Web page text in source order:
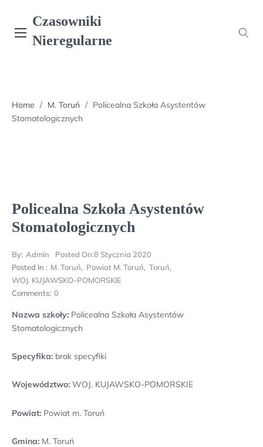
content
Czasowniki
Nieregularne
Home / M. Toruń / Policealna Szkoła Asystentów
Stomatologicznych
Policealna Szkoła Asystentów
Stomatologicznych
By: Admin Posted On:8 Stycznia 2020
Posted In : M. Toruń, Powiat M. Toruń, Toruń,
WOJ. KUJAWSKO-POMORSKIE
Comments: 0
Nazwa szkoły: Policealna Szkoła Asystentów
Stomatologicznych
Specyfika: brak specyfiki
Województwo: WOJ. KUJAWSKO-POMORSKIE
Powiat: Powiat m. Toruń
Gmina: M. Toruń